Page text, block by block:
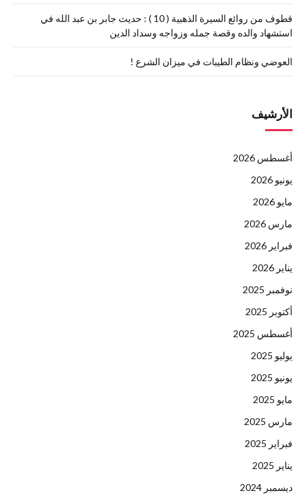
قطوف من روائع السيرة الذهبية ( 10 ) : حديث جابر بن عبد الله في
استشهاد والده وقصة جمله وزواجه وسداد الدين
العوضي ونظام الطيبات في ميزان الشرع !
الأرشيف
أغسطس 2026
يونيو 2026
مايو 2026
مارس 2026
فبراير 2026
يناير 2026
نوفمبر 2025
أكتوبر 2025
أغسطس 2025
يوليو 2025
يونيو 2025
مايو 2025
مارس 2025
فبراير 2025
يناير 2025
ديسمبر 2024